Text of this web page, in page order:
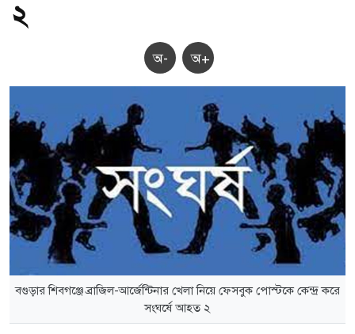
২
অ- অ+
বগুড়ার শিবগঞ্জে ব্রাজিল-আর্জেন্টিনার খেলা নিয়ে ফেসবুক পোস্টকে কেন্দ্র করে
সংঘর্ষে আহত ২